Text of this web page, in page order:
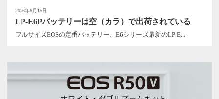
2026年6月15日
LP-E6Pバッテリーは空（カラ）で出荷されている
フルサイズEOSの定番バッテリー、E6シリーズ最新のLP-E...